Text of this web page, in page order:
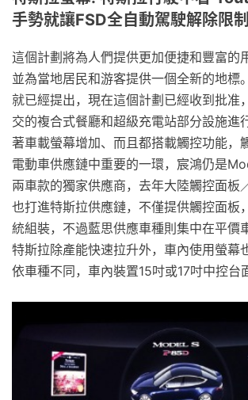
手勢就讓FSD全自動駕駛解除限制
這個計劃將為人們提供更加便捷和豐富的
並為當地居民和游客提供一個全新的地標
就已經提出，現在這個計劃已經收到批准
交的複合式餐廳和超級充電站部分設施進
著車載螢幕增加、而且都搭載觸控功能，
電動車供應鏈中重要的一環，宸鴻仍是
兩車款的獨家供應商，去年大陸觸控面板
也打進特斯拉供應鏈，不僅提供觸控面板
統組裝，不過藍思供應車種則集中在平價
特斯拉除產能快速拉升外，車內使用螢幕
依車種不同，車內裝置15吋或17吋中控台